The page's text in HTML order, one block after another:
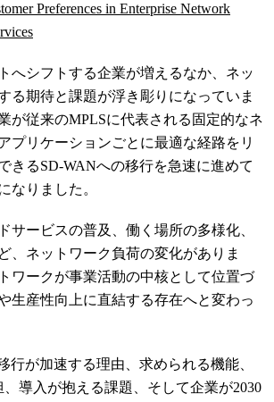
Preferences in Enterprise Network
へシフトする企業が増えるなか、ネッ
る期待と課題が浮き彫りになっていま
が従来のMPLSに代表される固定的なネ
プリケーションごとに最適な経路をリ
きるSD-WANへの移行を急速に進めて
なりました。
サービスの普及、働く場所の多様化、
、ネットワーク負荷の変化がありま
ワークが事業活動の中核として位置づ
生産性向上に直結する存在へと変わっ
行が加速する理由、求められる機能、
、導入が抱える課題、そして企業が2030